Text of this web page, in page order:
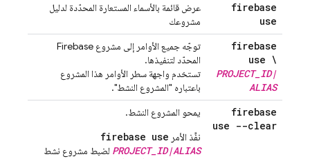
firebase
use
عرض قائمة بالأسماء المستعارة المحدّدة لدليل
مشروعك
firebase
use \
PROJECT_ ID|
ALIAS
توجّه جميع الأوامر إلى مشروع Firebase
المحدّد لتنفيذها.
تستخدم واجهة سطر الأوامر هذا المشروع
باعتباره "المشروع النشط".
firebase
use --clear
يمحو المشروع النشط.
نفِّذ الأمر firebase use
PROJECT_ID|ALIAS لضبط مشروع نشط